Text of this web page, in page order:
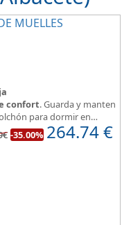
confort. Guarda y manten
para dormir en
3D y la gran
-35.00% 264.74€